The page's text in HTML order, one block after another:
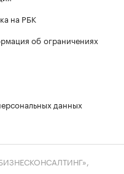
на РБК
об ограничениях
данных